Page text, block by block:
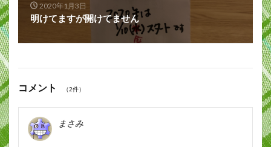
2020年1月3日
明けてますが開けてません
コメント （2件）
まさみ